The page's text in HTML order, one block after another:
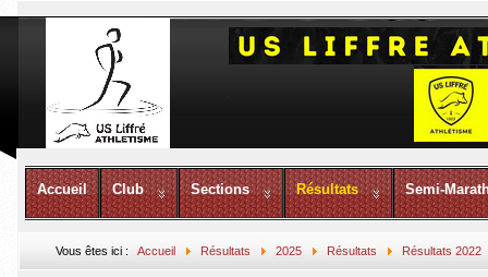
Accueil Club Sections Résultats Semi-
Vous êtes ici :Accueil Résultats 2025 Résultats Résultats 2022